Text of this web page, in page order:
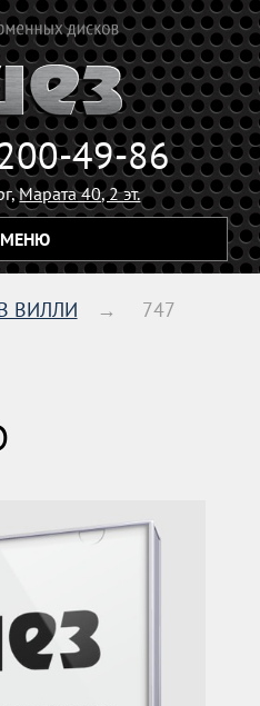
49-86
Марата 40, 2 эт.
МЕНЮ
ВИЛЛИ 747